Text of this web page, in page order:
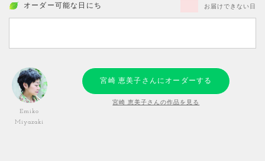
オーダー可能な日にち お届けできない日
Emiko
Miyazaki
宮崎 恵美子さんにオーダーする
宮崎 恵美子さんの作品を見る